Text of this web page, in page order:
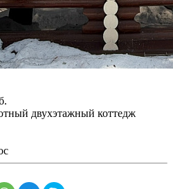
двухэтажный коттедж